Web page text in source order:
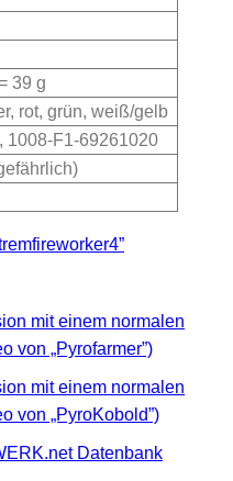
39 g
rot, grün, weiß/gelb
1008-F1-69261020
mit einem normalen
von „Pyrofarmer”)
mit einem normalen
von „PyroKobold”)
Datenbank